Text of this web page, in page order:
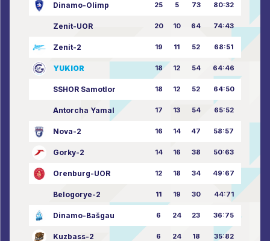
Dinamo-Olimp 25 5 73 80:32
Zenit-UOR 20 10 64 74:43
Zenit-2 19 11 52 68:51
YUKIOR 18 12 54 64:46
SSHOR Samotlor 18 12 52 64:50
Antorcha Yamal 17 13 54 65:52
Nova-2 16 14 47 58:57
Gorky-2 14 16 38 50:63
Orenburg-UOR 12 18 34 49:67
Belogorye-2 11 19 30 44:71
Dinamo-Bašgau 6 24 23 36:75
Kuzbass-2 6 24 18 35:82